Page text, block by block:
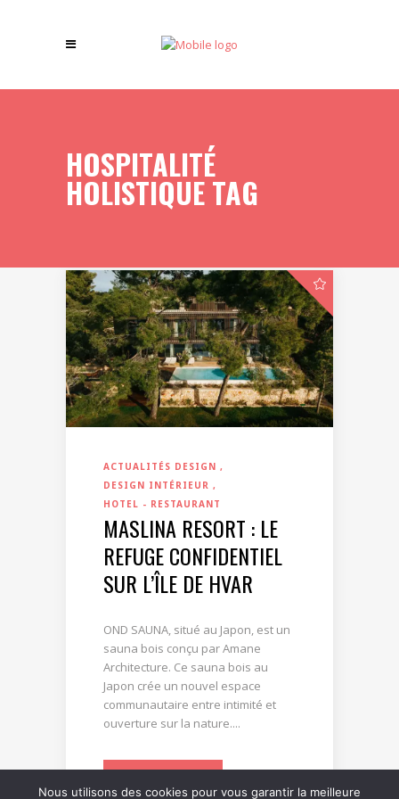
HOSPITALITÉ
HOLISTIQUE TAG
ACTUALITÉS DESIGN
DESIGN INTÉRIEUR
HOTEL - RESTAURANT
MASLINA RESORT : LE
REFUGE CONFIDENTIEL
SUR L’ÎLE DE HVAR
OND SAUNA, situé au Japon, est un
sauna bois conçu par Amane
Architecture. Ce sauna bois au
Japon crée un nouvel espace
communautaire entre intimité et
ouverture sur la nature....
Nous utilisons des cookies pour vous garantir la meilleure